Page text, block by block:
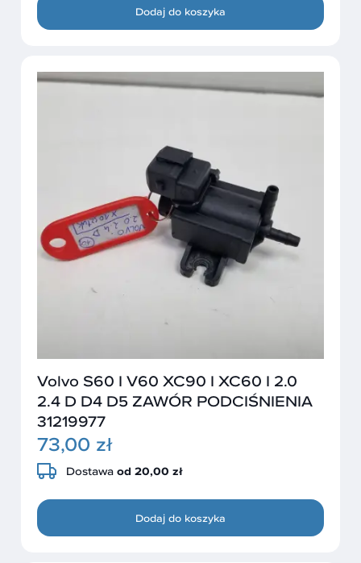
Dodaj do koszyka
Volvo S60 I V60 XC90 I XC60 I 2.0
2.4 D D4 D5 ZAWÓR PODCIŚNIENIA
31219977
73,00 zł
Dostawa od 20,00 zł
Dodaj do koszyka